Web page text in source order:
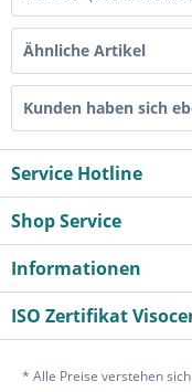
Ähnliche Artikel
Kunden haben sich
Service Hotline
Shop Service
Informationen
ISO Zertifikat
* Alle Preise verstehen